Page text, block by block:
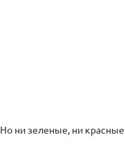
Но ни зеленые, ни